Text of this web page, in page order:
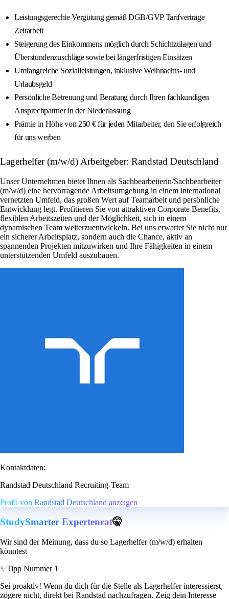
Leistungsgerechte Vergütung gemäß DGB/GVP Tarifverträge
Zeitarbeit
Steigerung des Einkommens möglich durch Schichtzulagen und
Überstundenzuschläge sowie bei längerfristigen Einsätzen
Umfangreiche Sozialleistungen, inklusive Weihnachts- und
Urlaubsgeld
Persönliche Betreuung und Beratung durch Ihren fachkundigen
Ansprechpartner in der Niederlassung
Prämie in Höhe von 250 € für jeden Mitarbeiter, den Sie erfolgreich
für uns werben
Lagerhelfer (m/w/d) Arbeitgeber: Randstad Deutschland
Unser Unternehmen bietet Ihnen als Sachbearbeiterin/Sachbearbeiter
(m/w/d) eine hervorragende Arbeitsumgebung in einem international
vernetzten Umfeld, das großen Wert auf Teamarbeit und persönliche
Entwicklung legt. Profitieren Sie von attraktiven Corporate Benefits,
flexiblen Arbeitszeiten und der Möglichkeit, sich in einem
dynamischen Team weiterzuentwickeln. Bei uns erwartet Sie nicht nur
ein sicherer Arbeitsplatz, sondern auch die Chance, aktiv an
spannenden Projekten mitzuwirken und Ihre Fähigkeiten in einem
unterstützenden Umfeld auszubauen.
Kontaktdaten:
Randstad Deutschland Recruiting-Team
Profil von Randstad Deutschland anzeigen
StudySmarter Expertenrat🤫
Wir sind der Meinung, dass du so Lagerhelfer (m/w/d) erhalten
könntest
✨Tipp Nummer 1
Sei proaktiv! Wenn du dich für die Stelle als Lagerhelfer interessierst,
zögere nicht, direkt bei Randstad nachzufragen. Zeig dein Interesse